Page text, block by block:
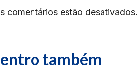
comentários estão desativados.
também